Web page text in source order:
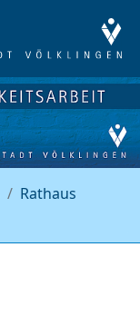
Rathaus